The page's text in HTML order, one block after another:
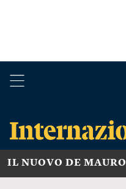
IL NUOVO DE MAURO